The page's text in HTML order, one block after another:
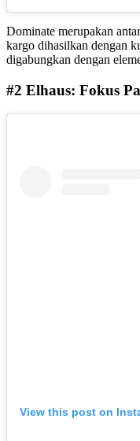
Dominate merupakan
kargo dihasilkan dengan
digabungkan dengan
#2 Elhaus: Fokus
View this post on